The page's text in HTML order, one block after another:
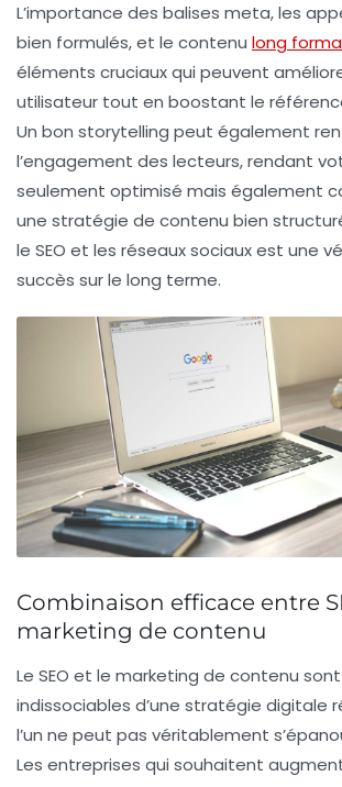
L’importance des balises meta, les
bien formulés, et le contenu long
éléments cruciaux qui peuvent
utilisateur tout en boostant le
Un bon storytelling peut également
l’engagement des lecteurs, rendant
seulement optimisé mais également
une stratégie de contenu bien
le SEO et les réseaux sociaux est une
succès sur le long terme.
Combinaison efficace entre
marketing de contenu
Le SEO et le marketing de contenu
indissociables d’une stratégie digitale
l’un ne peut pas véritablement
Les entreprises qui souhaitent